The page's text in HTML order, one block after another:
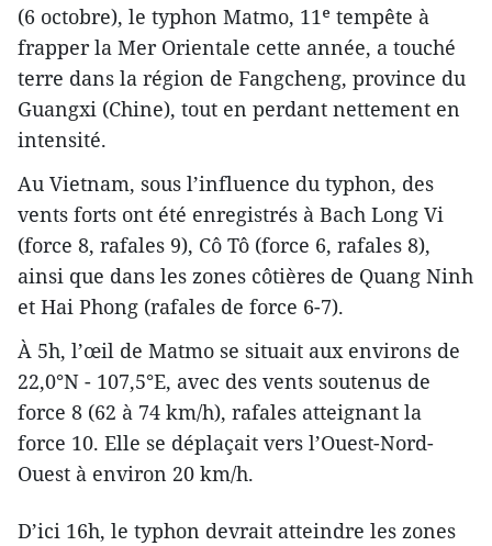
(6 octobre), le typhon Matmo, 11ᵉ tempête à
frapper la Mer Orientale cette année, a touché
terre dans la région de Fangcheng, province du
Guangxi (Chine), tout en perdant nettement en
intensité.
Au Vietnam, sous l’influence du typhon, des
vents forts ont été enregistrés à Bach Long Vi
(force 8, rafales 9), Cô Tô (force 6, rafales 8),
ainsi que dans les zones côtières de Quang Ninh
et Hai Phong (rafales de force 6-7).
À 5h, l’œil de Matmo se situait aux environs de
22,0°N - 107,5°E, avec des vents soutenus de
force 8 (62 à 74 km/h), rafales atteignant la
force 10. Elle se déplaçait vers l’Ouest-Nord-
Ouest à environ 20 km/h.
D’ici 16h, le typhon devrait atteindre les zones